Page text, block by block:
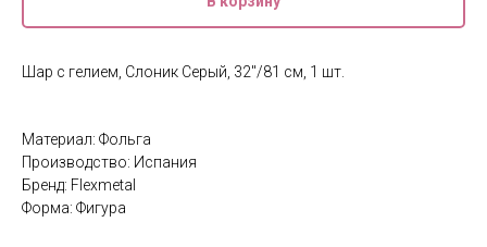
Шар с гелием, Слоник Серый, 32"/81 см, 1 шт.
Материал: Фольга
Производство: Испания
Бренд: Flexmetal
Форма: Фигура